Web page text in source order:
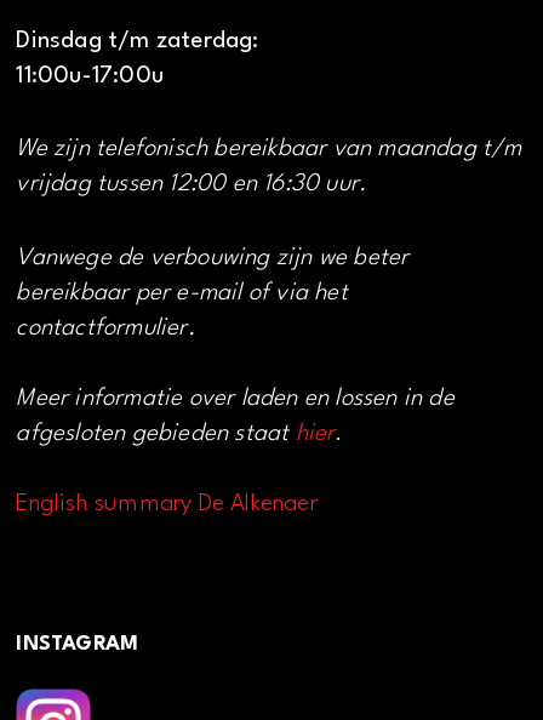
Dinsdag t/m zaterdag:
11:00u-17:00u
We zijn telefonisch bereikbaar van maandag t/m
vrijdag tussen 12:00 en 16:30 uur.
Vanwege de verbouwing zijn we beter
bereikbaar per e-mail of via het
contactformulier.
Meer informatie over laden en lossen in de
afgesloten gebieden staat hier.
English summary De Alkenaer
INSTAGRAM